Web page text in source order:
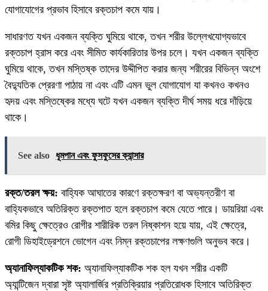
যোগাযোগের প্রভাব হিসাবে রক্তচাপ কমে যায়।
সাধারণত যখন একজন ব্যক্তি ঘুমিয়ে থাকে, তখন শরীর উল্লেখযোগ্যভাবে
রক্তচাপ হ্রাস করে এবং সীমিত কার্যকারিতার উপর চলে। যখন একজন ব্যক্তি
ঘুমিয়ে থাকে, তখন মস্তিষ্ক তাদের উদ্দীপিত করার জন্য শরীরের বিভিন্ন অংশে
বৈদ্যুতিক প্রেরণা পাঠায় না এবং এটি এমন ভুল যোগাযোগ যা কখনও কখনও
হৃদয় এবং মস্তিষ্কের মধ্যে ঘটে যখন একজন ব্যক্তি দীর্ঘ সময় ধরে দাঁড়িয়ে
থাকে।
See also ধূমপান এবং ফুসফুসের ক্যান্সার
রক্ত/তরল ক্ষয়: বাহ্যিক আঘাতের কারণে রক্তক্ষরণ বা অভ্যন্তরীণ বা
বাহ্যিকভাবে অতিরিক্ত রক্তপাত হলে রক্তচাপ কমে যেতে পারে। ডায়রিয়া এবং
বমির কিছু ক্ষেত্রেও রোগীর শারীরিক তরল নিষ্কাশন হয়ে যায়, এই ক্ষেত্রে,
রোগী ডিহাইড্রেশনে ভোগেন এবং নিম্ন রক্তচাপের লক্ষণগুলি অনুভব করে।
অ্যানাফিল্যাকটিক শক: অ্যানাফিল্যাকটিক শক হল যখন শরীর একটি
অ্যান্টিজেন দ্বারা সৃষ্ট অ্যালার্জির প্রতিক্রিয়ার প্রতিরোধক হিসাবে অতিরিক্ত